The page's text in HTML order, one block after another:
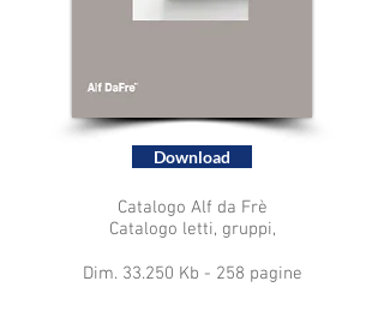
Download
Catalogo Alf da Frè
Catalogo letti, gruppi,
Dim. 33.250 Kb - 258 pagine